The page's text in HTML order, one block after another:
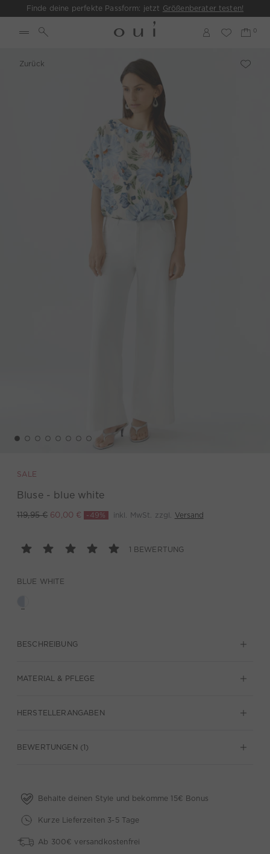
Finde deine perfekte Passform: jetzt Größenberater testen!
Zurück
SALE
Bluse - blue white
119,95 € 60,00 € -49% inkl. MwSt. zzgl. Versand
1 BEWERTUNG
BLUE WHITE
BESCHREIBUNG
MATERIAL & PFLEGE
HERSTELLERANGABEN
BEWERTUNGEN (1)
Behalte deinen Style und bekomme 15€ Bonus
Kurze Lieferzeiten 3-5 Tage
Ab 300€ versandkostenfrei